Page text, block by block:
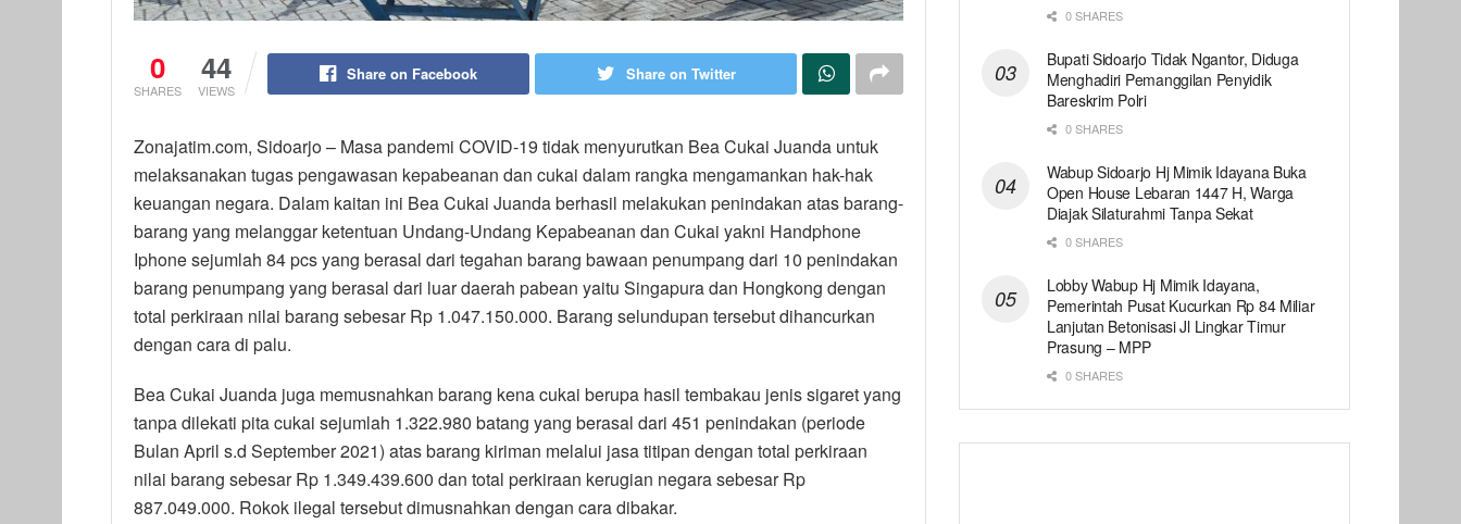
0
SHARES
44
VIEWS
Share on Facebook Share on Twitter
Zonajatim.com, Sidoarjo – Masa pandemi COVID-19 tidak menyurutkan Bea Cukai Juanda untuk
melaksanakan tugas pengawasan kepabeanan dan cukai dalam rangka mengamankan hak-hak
keuangan negara. Dalam kaitan ini Bea Cukai Juanda berhasil melakukan penindakan atas barang-
barang yang melanggar ketentuan Undang-Undang Kepabeanan dan Cukai yakni Handphone
Iphone sejumlah 84 pcs yang berasal dari tegahan barang bawaan penumpang dari 10 penindakan
barang penumpang yang berasal dari luar daerah pabean yaitu Singapura dan Hongkong dengan
total perkiraan nilai barang sebesar Rp 1.047.150.000. Barang selundupan tersebut dihancurkan
dengan cara di palu.
Bea Cukai Juanda juga memusnahkan barang kena cukai berupa hasil tembakau jenis sigaret yang
tanpa dilekati pita cukai sejumlah 1.322.980 batang yang berasal dari 451 penindakan (periode
Bulan April s.d September 2021) atas barang kiriman melalui jasa titipan dengan total perkiraan
nilai barang sebesar Rp 1.349.439.600 dan total perkiraan kerugian negara sebesar Rp
887.049.000. Rokok ilegal tersebut dimusnahkan dengan cara dibakar.
0 SHARES
Bupati Sidoarjo Tidak Ngantor, Diduga
Menghadiri Pemanggilan Penyidik
Bareskrim Polri
0 SHARES
Wabup Sidoarjo Hj Mimik Idayana Buka
Open House Lebaran 1447 H, Warga
Diajak Silaturahmi Tanpa Sekat
0 SHARES
Lobby Wabup Hj Mimik Idayana,
Pemerintah Pusat Kucurkan Rp 84 Miliar
Lanjutan Betonisasi Jl Lingkar Timur
Prasung – MPP
0 SHARES